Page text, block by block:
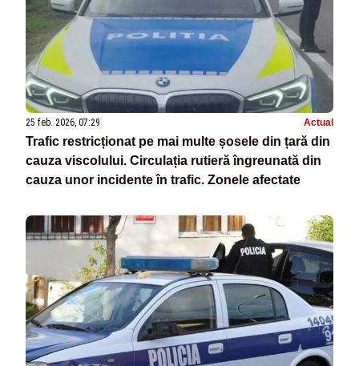
25 feb. 2026, 07:29 Actual
Trafic restricționat pe mai multe șosele din țară din
cauza viscolului. Circulația rutieră îngreunată din
cauza unor incidente în trafic. Zonele afectate